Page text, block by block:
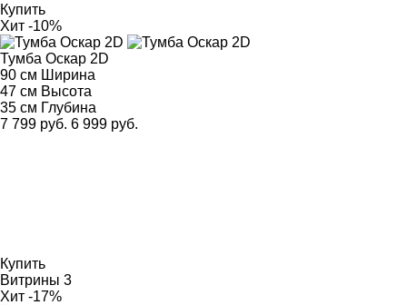
Купить
Хит -10%
Тумба Оскар 2D
90 см Ширина
47 см Высота
35 см Глубина
7 799 руб. 6 999 руб.
Купить
Витрины 3
Хит -17%